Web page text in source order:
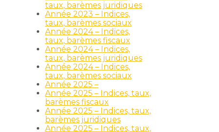
taux, barèmes juridiques
Année 2023 – Indices,
taux, barèmes sociaux
Année 2024 – Indices,
taux, barèmes fiscaux
Année 2024 – Indices,
taux, barèmes juridiques
Année 2024 – Indices,
taux, barèmes sociaux
Année 2025 –
Année 2025 – Indices, taux,
barèmes fiscaux
Année 2025 – Indices, taux,
barèmes juridiques
Année 2025 – Indices, taux,